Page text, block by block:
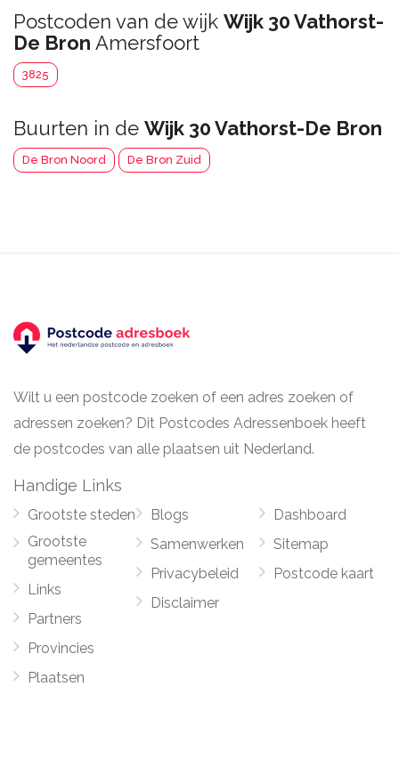
Postcoden van de wijk Wijk 30 Vathorst-
De Bron Amersfoort
3825
Buurten in de Wijk 30 Vathorst-De Bron
De Bron Noord De Bron Zuid
Wilt u een postcode zoeken of een adres zoeken of
adressen zoeken? Dit Postcodes Adressenboek heeft
de postcodes van alle plaatsen uit Nederland.
Handige Links
Grootste steden
Grootste
gemeentes
Links
Partners
Provincies
Plaatsen
Blogs
Samenwerken
Privacybeleid
Disclaimer
Dashboard
Sitemap
Postcode kaart